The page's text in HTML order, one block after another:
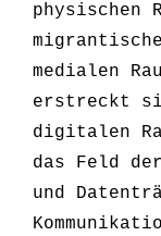
physischen
medialen
erstreckt
digitalen
das Feld
und